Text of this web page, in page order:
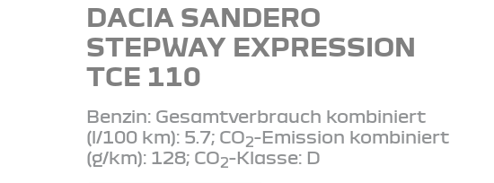
DACIA SANDERO
STEPWAY EXPRESSION
TCE 110
Benzin: Gesamtverbrauch kombiniert
(l/100 km): 5.7; CO2-Emission kombiniert
(g/km): 128; CO2-Klasse: D